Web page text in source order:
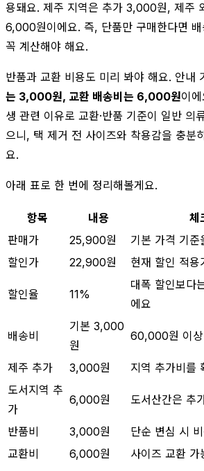
용돼요. 제주 지역은 추가 3,000원, 제주
6,000원이에요. 즉, 단품만 구매한다면
꼭 계산해야 해요.
반품과 교환 비용도 미리 봐야 해요. 안내
는 3,000원, 교환 배송비는 6,000원이
생 관련 이유로 교환·반품 기준이 일반 의
으니, 택 제거 전 사이즈와 착용감을 충분
요.
아래 표로 한 번에 정리해볼게요.
항목 내용
체
판매가
25,900원
기본 가격 기준
할인가
22,900원 현재 할인 적용
할인율 11%
대폭 할인보다
에요
배송비
기본 3,000
원
60,000원 이상
제주 추가 3,000원
지역 추가비를
도서지역 추
가
6,000원 도서산간은 추
반품비 3,000원
단순 변심 시
교환비
6,000원 사이즈 교환 가